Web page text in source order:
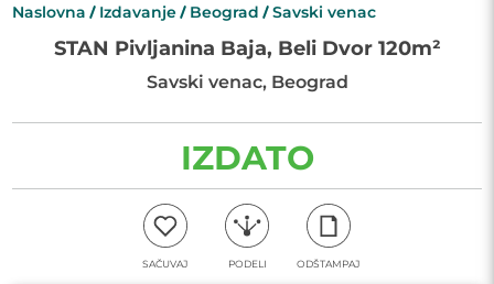
Naslovna Izdavanje Beograd Savski venac
STAN Pivljanina Baja, Beli Dvor 120m²
Savski venac, Beograd
IZDATO
SAČUVAJ PODELI ODŠTAMPAJ